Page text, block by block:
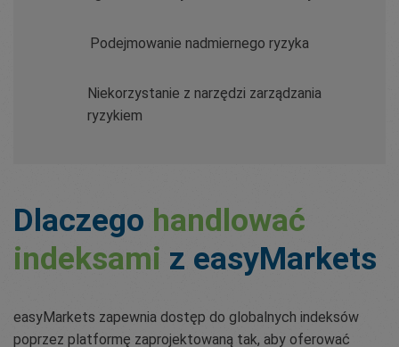
Podejmowanie nadmiernego ryzyka
Niekorzystanie z narzędzi zarządzania
ryzykiem
Dlaczego handlować
indeksami z easyMarkets
easyMarkets zapewnia dostęp do globalnych indeksów
poprzez platformę zaprojektowaną tak, aby oferować